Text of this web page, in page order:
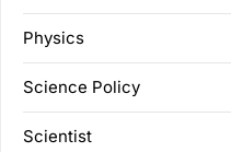
Physics
Science Policy
Scientist